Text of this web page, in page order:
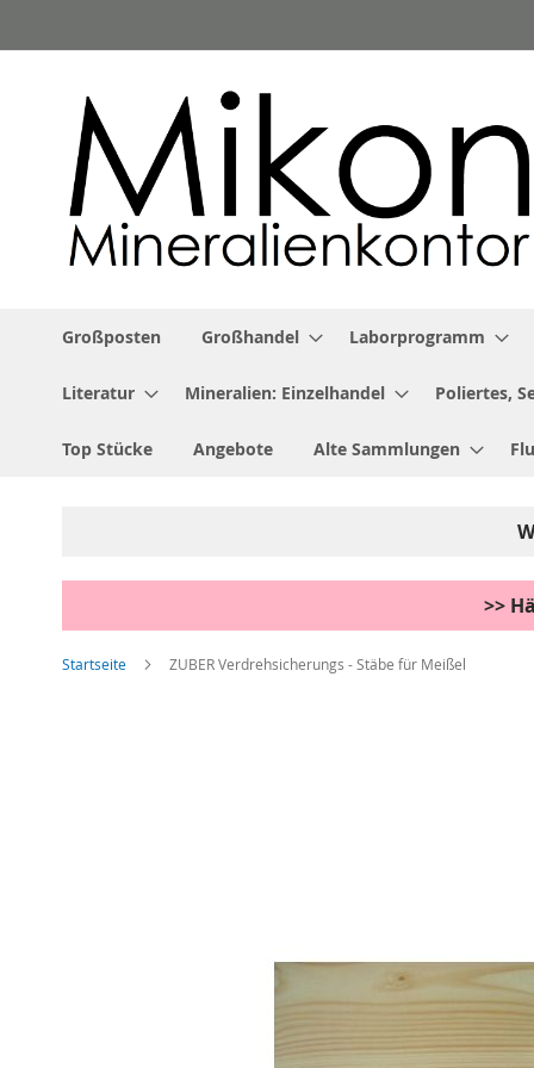
Inhalt
Großposten Großhandel Laborprogramm
Literatur Mineralien: Einzelhandel Poliertes,
Top Stücke Angebote Alte Sammlungen
>>
Startseite ZUBER Verdrehsicherungs - Stäbe für Meißel